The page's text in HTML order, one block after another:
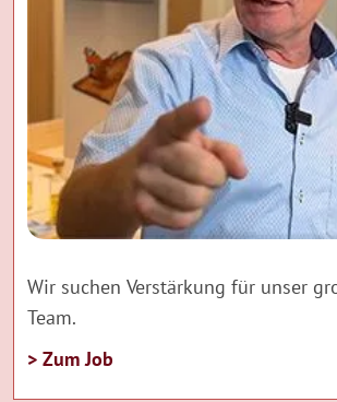
Wir suchen Verstärkung für unser
Team.
> Zum Job